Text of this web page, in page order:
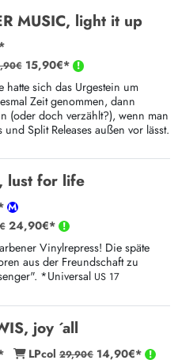
MUSIC, light it up
15,90€*
hatte sich das Urgestein um
Zeit genommen, dann
(oder doch verzählt?), wenn man
Split Releases außen vor lässt.
lust for life
24,90€*
Vinylrepress! Die späte
aus der Freundschaft zu
*Universal US 17
joy ´all
LPcol 29,90€ 14,90€*